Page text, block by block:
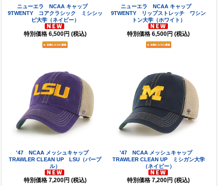
ニューエラ NCAA キャップ
9TWENTY コアクラシック ミシシッ
ピ大学（ネイビー）
特別価格 6,500円 (税込)
ニューエラ NCAA キャップ
9TWENTY リップストレッチ ワシン
トン大学（ホワイト）
特別価格 6,500円 (税込)
'47 NCAA メッシュキャップ
TRAWLER CLEAN UP LSU（パープ
ル）
特別価格 7,200円 (税込)
'47 NCAA メッシュキャップ
TRAWLER CLEAN UP ミシガン大学
（ネイビー）
特別価格 7,200円 (税込)